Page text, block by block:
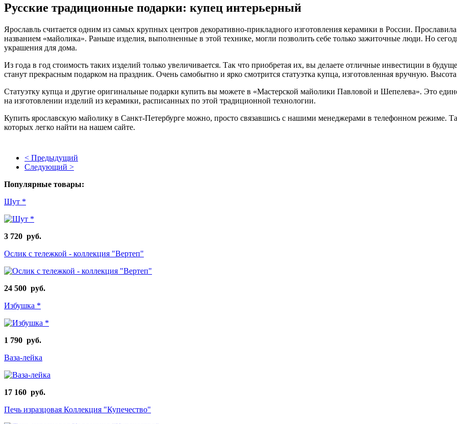
Русские традиционные подарки: купец интерьерный
Ярославль считается одним из самых крупных центров декоративно-прикладного изготовления керамики в России.
названием «майолика». Раньше изделия, выполненные в этой технике, могли позволить себе только зажиточные люди. Но
украшения для дома.
Из года в год стоимость таких изделий только увеличивается. Так что приобретая их, вы делаете отличные инвестиции в
станут прекрасным подарком на праздник. Очень самобытно и ярко смотрится статуэтка купца, изготовленная вручную.
Статуэтку купца и другие оригинальные подарки купить вы можете в «Мастерской майолики Павловой и Шепелева». Это
на изготовлении изделий из керамики, расписанных по этой традиционной технологии.
Купить ярославскую майолику в Санкт-Петербурге можно, просто связавшись с нашими менеджерами в телефонном режиме.
которых легко найти на нашем сайте.
< Предыдущий
Следующий >
Популярные товары:
Шут *
3 720 руб.
Ослик с тележкой - коллекция "Вертеп"
24 500 руб.
Избушка *
1 790 руб.
Ваза-лейка
17 160 руб.
Печь изразцовая Коллекция "Купечество"